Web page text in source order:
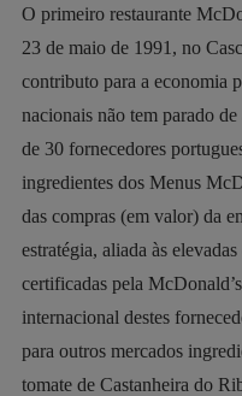
O primeiro restaurante
23 de maio de 1991, no
contributo para a economia
nacionais não tem parado
de 30 fornecedores
ingredientes dos Menus
das compras (em valor) da
estratégia, aliada às
certificadas pela
internacional destes
para outros mercados
tomate de Castanheira do